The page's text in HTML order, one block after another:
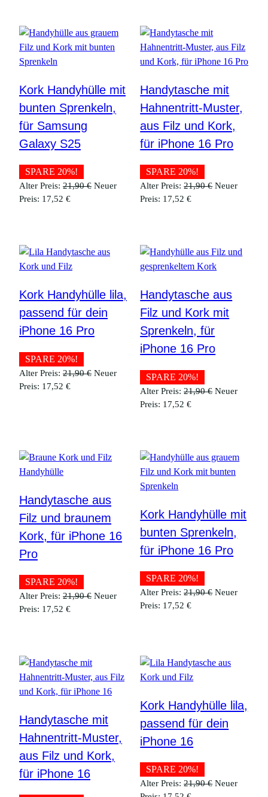
Kork Handyhülle mit
bunten Sprenkeln,
für Samsung
Galaxy S25
SPARE 20%!
Alter Preis: 21,90€ Ursprünglicher
Neuer
Preis: 17,52 €Aktueller
Handytasche mit
Hahnentritt-Muster,
aus Filz und Kork,
für iPhone 16 Pro
SPARE 20%!
Alter Preis: 21,90€ Neuer
Preis: 17,52€Aktueller
Kork Handyhülle lila,
passend für dein
iPhone 16 Pro
SPARE 20%!
Alter Preis: 21,90€ Ursprünglicher
Neuer
Preis: 17,52 €Aktueller
Handytasche aus
Filz und Kork mit
Sprenkeln, für
iPhone 16 Pro
SPARE 20%!
Alter Preis: 21,90€ Neuer
Preis: 17,52€Aktueller
Handytasche aus
Filz und braunem
Kork, für iPhone 16
Pro
SPARE 20%!
Alter Preis: 21,90€ Ursprünglicher
Neuer
Preis: 17,52 €Aktueller
Kork Handyhülle mit
bunten Sprenkeln,
für iPhone 16 Pro
SPARE 20%!
Alter Preis: 21,90€ Neuer
Preis: 17,52€Aktueller
Handytasche mit
Hahnentritt-Muster,
aus Filz und Kork,
für iPhone 16
Kork Handyhülle lila,
passend für dein
iPhone 16
SPARE 20%!
Alter Preis: 21,90€ Neuer